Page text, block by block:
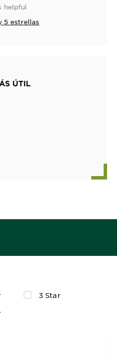
helpful
5 estrellas
ÚTIL
3 Star